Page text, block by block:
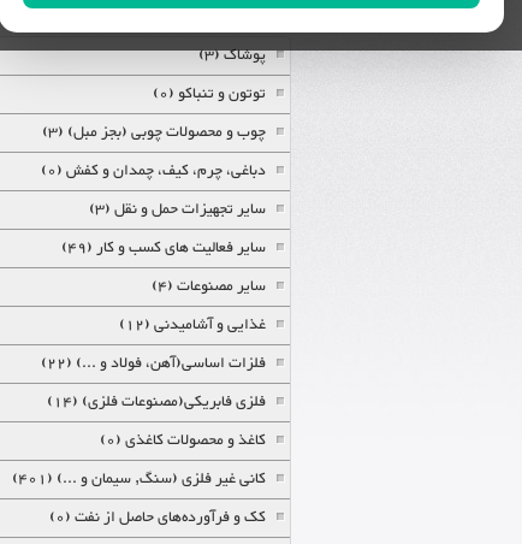
پوشاک (3)
توتون و تنباکو (0)
چوب و محصولات چوبی (بجز مبل) (3)
دباغی، چرم، کیف، چمدان و کفش (0)
سایر تجهیزات حمل و نقل (3)
سایر فعالیت های کسب و کار (49)
سایر مصنوعات (4)
غذایی و آشامیدنی (12)
فلزات اساسی(آهن، فولاد و ...) (22)
فلزی فابریکی(مصنوعات فلزی) (14)
کاغذ و محصولات کاغذی (0)
کانی غیر فلزی (سنگ, سیمان و ...) (401)
کک و فرآورده‌های حاصل از نفت (0)